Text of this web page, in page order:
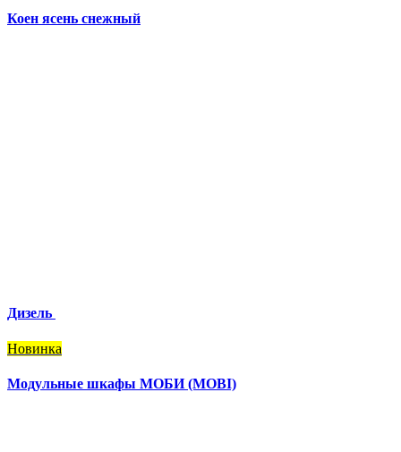
Коен ясень снежный
Дизель
Новинка
Модульные шкафы МОБИ (MOBI)